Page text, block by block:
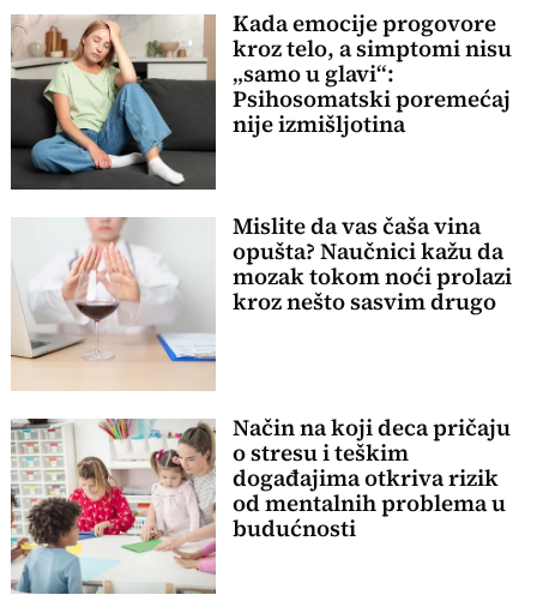
Kada emocije progovore
kroz telo, a simptomi nisu
„samo u glavi“:
Psihosomatski poremećaj
nije izmišljotina
Mislite da vas čaša vina
opušta? Naučnici kažu da
mozak tokom noći prolazi
kroz nešto sasvim drugo
Način na koji deca pričaju
o stresu i teškim
događajima otkriva rizik
od mentalnih problema u
budućnosti